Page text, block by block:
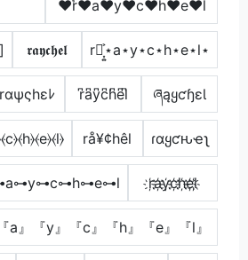
♥r͛♥a♥y♥c♥h♥e♥l
𝖗𝖆𝖞𝖈𝖍𝖊𝖑 r⋆͎͍͐⋆a⋆y⋆c⋆h⋆e⋆l⋆
rαψςhεﾚ r͆a͆y͆c͆h͆e͆l͆ ཞąყƈɧɛƖ
rå¥¢hêl ɾαყƈԋҽʅ
r҉a҉y҉c҉h҉e҉l҉
a』『y』『c』『h』『e』『l』